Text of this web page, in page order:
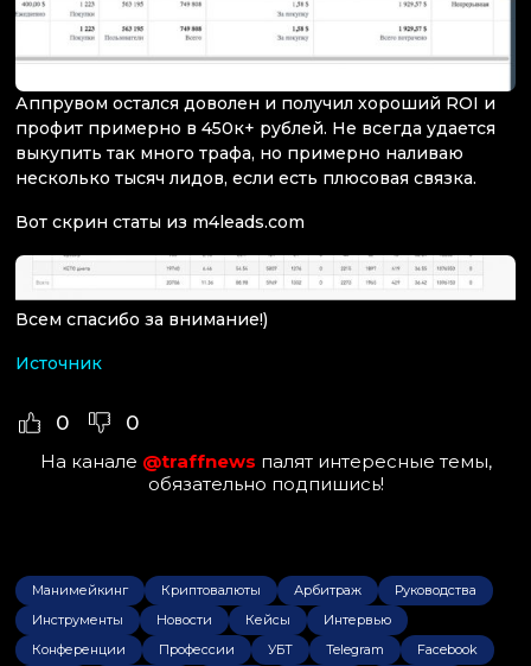
Аппрувом остался доволен и получил хороший ROI и
профит примерно в 450к+ рублей. Не всегда удается
выкупить так много трафа, но примерно наливаю
несколько тысяч лидов, если есть плюсовая связка.
Вот скрин статы из m4leads.com
Всем спасибо за внимание!)
Источник
0 0
На канале @traffnews палят интересные темы,
обязательно подпишись!
Манимейкинг Криптовалюты Арбитраж
Руководства
Инструменты
Новости Кейсы
Интервью
Конференции
Профессии УБТ Telegram
Facebook